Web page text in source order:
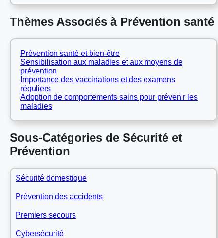
Thèmes Associés à Prévention santé
Prévention santé et bien-être
Sensibilisation aux maladies et aux moyens de
prévention
Importance des vaccinations et des examens
réguliers
Adoption de comportements sains pour prévenir les
maladies
Sous-Catégories de Sécurité et
Prévention
Sécurité domestique
Prévention des accidents
Premiers secours
Cybersécurité